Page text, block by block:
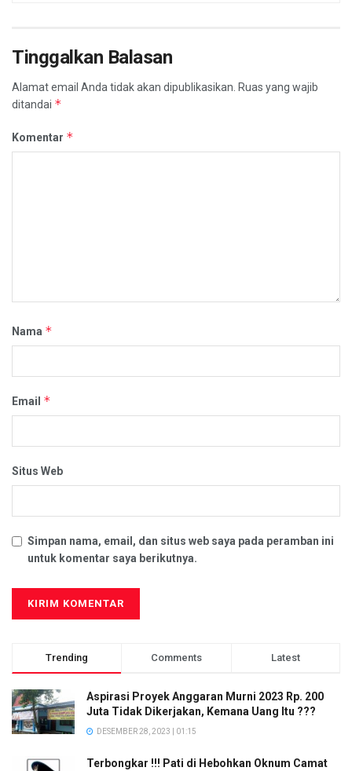
Tinggalkan Balasan
Alamat email Anda tidak akan dipublikasikan. Ruas yang wajib
ditandai *
Komentar *
Nama *
Email *
Situs Web
Simpan nama, email, dan situs web saya pada peramban ini
untuk komentar saya berikutnya.
Trending Comments Latest
Aspirasi Proyek Anggaran Murni 2023 Rp. 200
Juta Tidak Dikerjakan, Kemana Uang Itu ???
DESEMBER 28, 2023 | 01:15
Terbongkar !!! Pati di Hebohkan Oknum Camat